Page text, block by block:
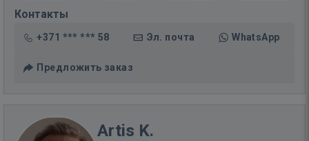
Контакты
+371 *** *** 58 Эл. почта WhatsApp
Предложить заказ
Artis K.